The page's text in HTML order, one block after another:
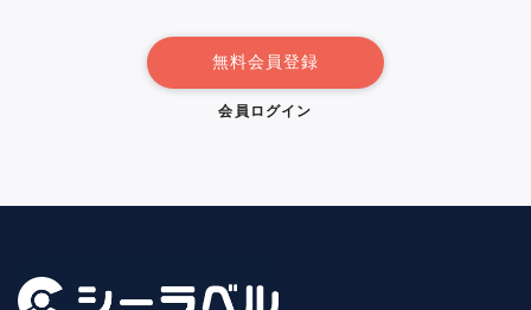
無料会員登録
会員ログイン